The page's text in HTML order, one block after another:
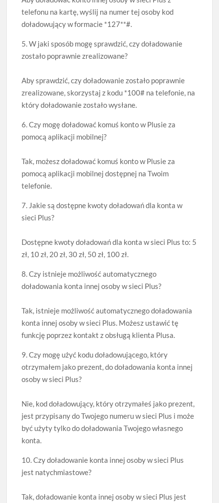
telefonu na kartę, wyślij na numer tej osoby kod
doładowujący w formacie *127**#.
5. W jaki sposób mogę sprawdzić, czy doładowanie
zostało poprawnie zrealizowane?
Aby sprawdzić, czy doładowanie zostało poprawnie
zrealizowane, skorzystaj z kodu *100# na telefonie, na
który doładowanie zostało wysłane.
6. Czy mogę doładować komuś konto w Plusie za
pomocą aplikacji mobilnej?
Tak, możesz doładować komuś konto w Plusie za
pomocą aplikacji mobilnej dostępnej na Twoim
telefonie.
7. Jakie są dostępne kwoty doładowań dla konta w
sieci Plus?
Dostępne kwoty doładowań dla konta w sieci Plus to: 5
zł, 10 zł, 20 zł, 30 zł, 50 zł, 100 zł.
8. Czy istnieje możliwość automatycznego
doładowania konta innej osoby w sieci Plus?
Tak, istnieje możliwość automatycznego doładowania
konta innej osoby w sieci Plus. Możesz ustawić tę
funkcję poprzez kontakt z obsługą klienta Plusa.
9. Czy mogę użyć kodu doładowującego, który
otrzymałem jako prezent, do doładowania konta innej
osoby w sieci Plus?
Nie, kod doładowujący, który otrzymałeś jako prezent,
jest przypisany do Twojego numeru w sieci Plus i może
być użyty tylko do doładowania Twojego własnego
konta.
10. Czy doładowanie konta innej osoby w sieci Plus
jest natychmiastowe?
Tak, doładowanie konta innej osoby w sieci Plus jest